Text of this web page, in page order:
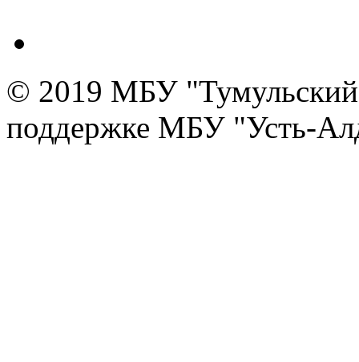
© 2019 МБУ "Тумульский
поддержке МБУ "Усть-